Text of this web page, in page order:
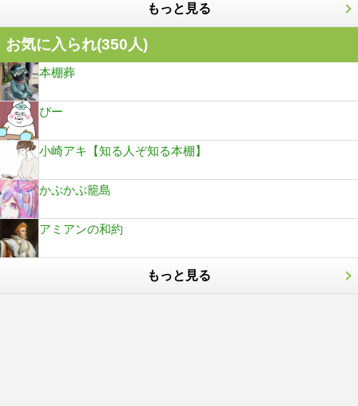
もっと見る
お気に入られ(350人)
本棚葬
ぴー
小崎アキ【知る人ぞ知る本棚】
かぷかぷ籠島
アミアンの和約
もっと見る